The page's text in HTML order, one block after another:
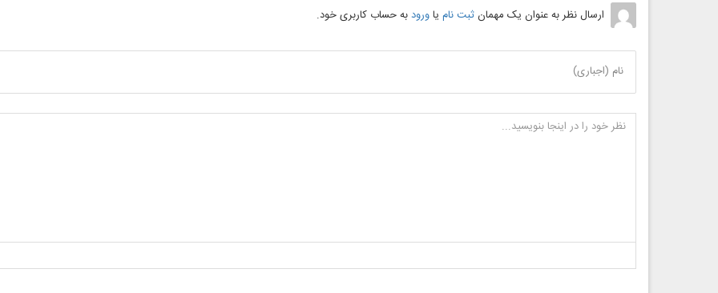
ارسال نظر به عنوان یک مهمانثبت نام یاورودبه حساب کاربری خود.
نام (اجباری)